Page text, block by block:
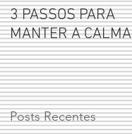
3 PASSOS PARA
MANTER A CALMA
Posts Recentes